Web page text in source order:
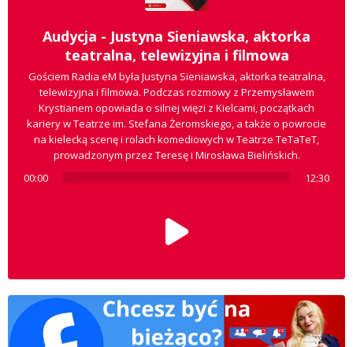
Audycja - Justyna Sieniawska, aktorka
teatralna, telewizyjna i filmowa
Gościem Radia eM była Justyna Sieniawska, aktorka teatralna,
telewizyjna i filmowa. Podczas rozmowy z Przemysławem
Krystianem opowiada o silnej więzi z Kielcami, początkach
kariery w Teatrze im. Stefana Żeromskiego, a także o powrocie
na kielecką scenę i rolach komediowych w Teatrze TeTaTeT,
prowadzonym przez Teresę i Mirosława Bielińskich.
00:00
12:30